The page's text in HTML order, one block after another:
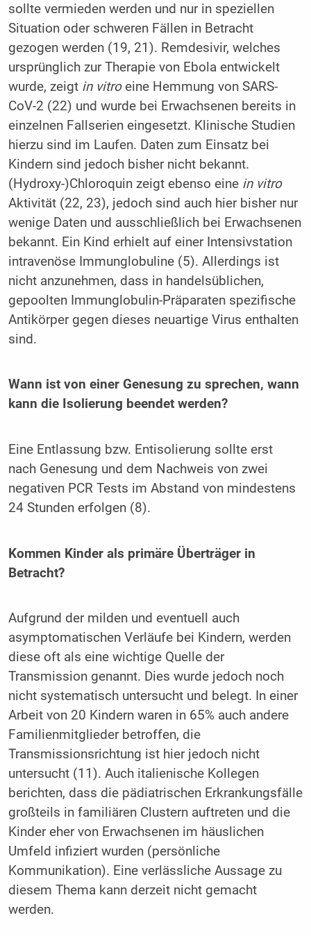
sollte vermieden werden und nur in speziellen
Situation oder schweren Fällen in Betracht
gezogen werden (19, 21). Remdesivir, welches
ursprünglich zur Therapie von Ebola entwickelt
wurde, zeigt in vitroeine Hemmung von SARS-
CoV-2 (22) und wurde bei Erwachsenen bereits in
einzelnen Fallserien eingesetzt. Klinische Studien
hierzu sind im Laufen. Daten zum Einsatz bei
Kindern sind jedoch bisher nicht bekannt.
(Hydroxy-)Chloroquin zeigt ebenso eine in vitro
Aktivität (22, 23), jedoch sind auch hier bisher nur
wenige Daten und ausschließlich bei Erwachsenen
bekannt. Ein Kind erhielt auf einer Intensivstation
intravenöse Immunglobuline (5). Allerdings ist
nicht anzunehmen, dass in handelsüblichen,
gepoolten Immunglobulin-Präparaten spezifische
Antikörper gegen dieses neuartige Virus enthalten
sind.
Wann ist von einer Genesung zu sprechen, wann
kann die Isolierung beendet werden?
Eine Entlassung bzw. Entisolierung sollte erst
nach Genesung und dem Nachweis von zwei
negativen PCR Tests im Abstand von mindestens
24 Stunden erfolgen (8).
Kommen Kinder als primäre Überträger in
Betracht?
Aufgrund der milden und eventuell auch
asymptomatischen Verläufe bei Kindern, werden
diese oft als eine wichtige Quelle der
Transmission genannt. Dies wurde jedoch noch
nicht systematisch untersucht und belegt. In einer
Arbeit von 20 Kindern waren in 65% auch andere
Familienmitglieder betroffen, die
Transmissionsrichtung ist hier jedoch nicht
untersucht (11). Auch italienische Kollegen
berichten, dass die pädiatrischen Erkrankungsfälle
großteils in familiären Clustern auftreten und die
Kinder eher von Erwachsenen im häuslichen
Umfeld infiziert wurden (persönliche
Kommunikation). Eine verlässliche Aussage zu
diesem Thema kann derzeit nicht gemacht
werden.